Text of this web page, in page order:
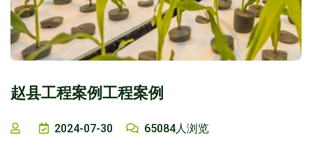
赵县工程案例工程案例
2024-07-30 65084人浏览